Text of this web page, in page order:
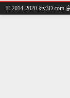
© 2014-2020 ktv3D.com